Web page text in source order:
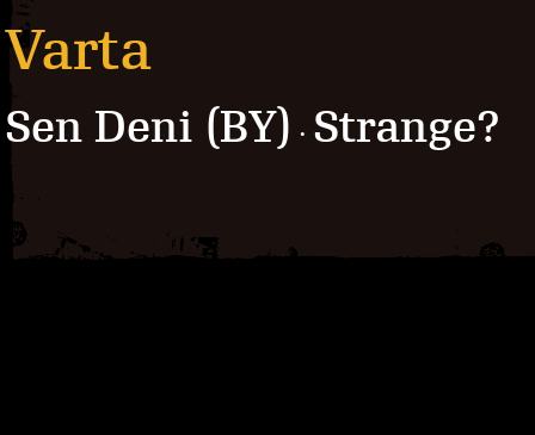
Varta
Sen Deni (BY) · Strange?